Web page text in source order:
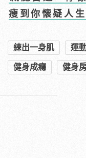
瘦到你懷疑人生
練出一身肌 運
健身成癮 健身